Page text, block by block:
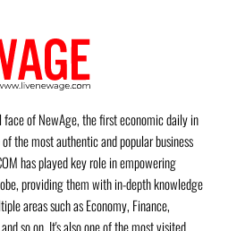
face of NewAge, the first economic daily in
the most authentic and popular business
has played key role in empowering
providing them with in-depth knowledge
areas such as Economy, Finance,
so on. It's also one of the most visited